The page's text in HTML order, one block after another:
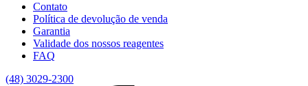
Contato
Política de devolução de venda
Garantia
Validade dos nossos reagentes
FAQ
(48) 3029-2300